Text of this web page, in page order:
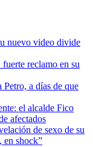
nuevo video divide
reclamo en su
a días de que
el alcalde Fico
afectados
de sexo de su
en shock”